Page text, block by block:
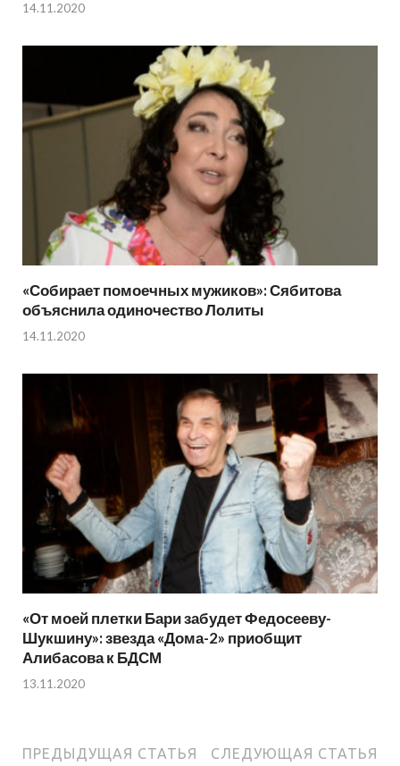
14.11.2020
«Собирает помоечных мужиков»: Сябитова
объяснила одиночество Лолиты
14.11.2020
«От моей плетки Бари забудет Федосееву-
Шукшину»: звезда «Дома-2» приобщит
Алибасова к БДСМ
13.11.2020
ПРЕДЫДУЩАЯ СТАТЬЯ СЛЕДУЮЩАЯ СТАТЬЯ